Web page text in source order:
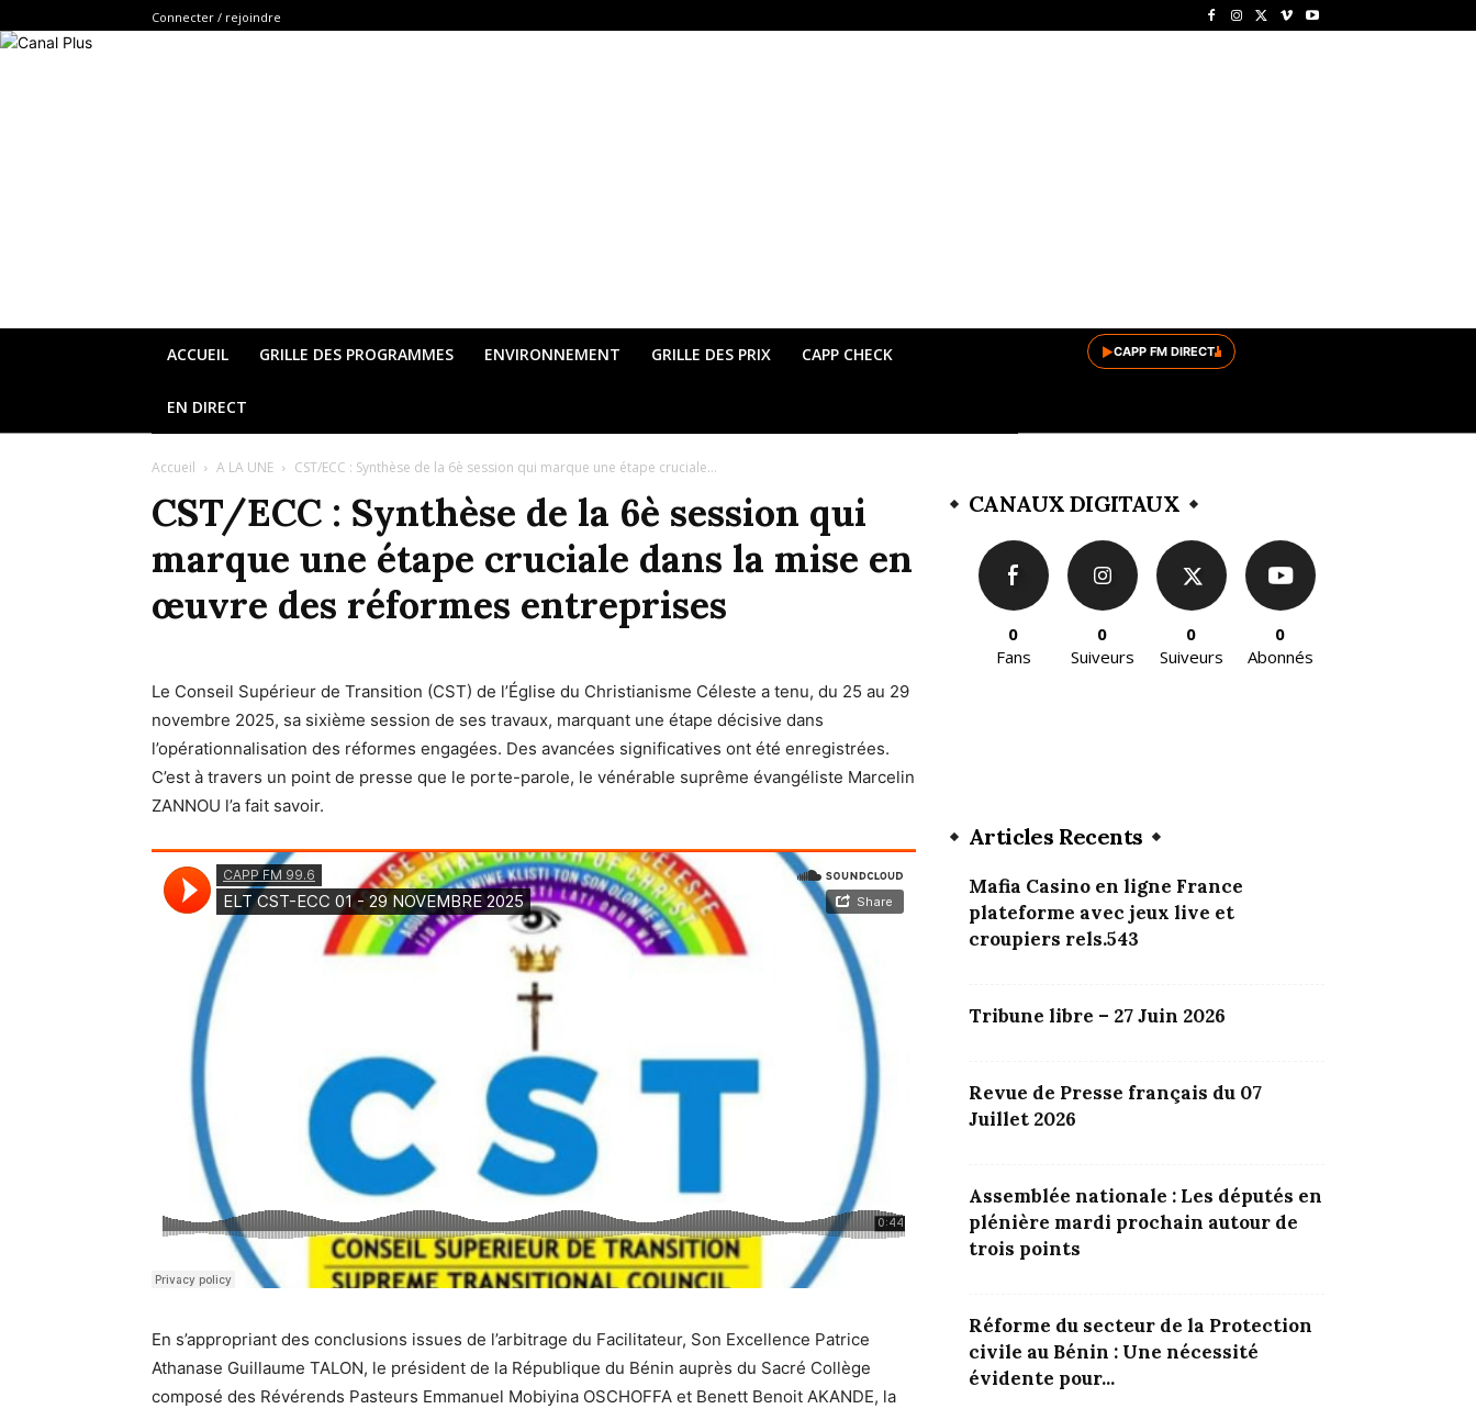
Connecter / rejoindre
ACCUEIL GRILLE DES PROGRAMMES ENVIRONNEMENT GRILLE DES PRIX CAPP CHECK
EN DIRECT
▶CAPP FM DIRECT
Accueil A LA UNE CST/ECC : Synthèse de la 6è session qui marque une étape cruciale...
CST/ECC : Synthèse de la 6è session qui
marque une étape cruciale dans la mise en
œuvre des réformes entreprises
Le Conseil Supérieur de Transition (CST) de l’Église du Christianisme Céleste a tenu, du 25 au 29
novembre 2025, sa sixième session de ses travaux, marquant une étape décisive dans
l’opérationnalisation des réformes engagées. Des avancées significatives ont été enregistrées.
C’est à travers un point de presse que le porte-parole, le vénérable suprême évangéliste Marcelin
ZANNOU l’a fait savoir.
En s’appropriant des conclusions issues de l’arbitrage du Facilitateur, Son Excellence Patrice
Athanase Guillaume TALON, le président de la République du Bénin auprès du Sacré Collège
composé des Révérends Pasteurs Emmanuel Mobiyina OSCHOFFA et Benett Benoit AKANDE, la
CANAUX DIGITAUX
0
Fans
0
Suiveurs
0
Suiveurs
0
Abonnés
Articles Recents
Mafia Casino en ligne France
plateforme avec jeux live et
croupiers rels.543
Tribune libre – 27 Juin 2026
Revue de Presse français du 07
Juillet 2026
Assemblée nationale : Les députés en
plénière mardi prochain autour de
trois points
Réforme du secteur de la Protection
civile au Bénin : Une nécessité
évidente pour...